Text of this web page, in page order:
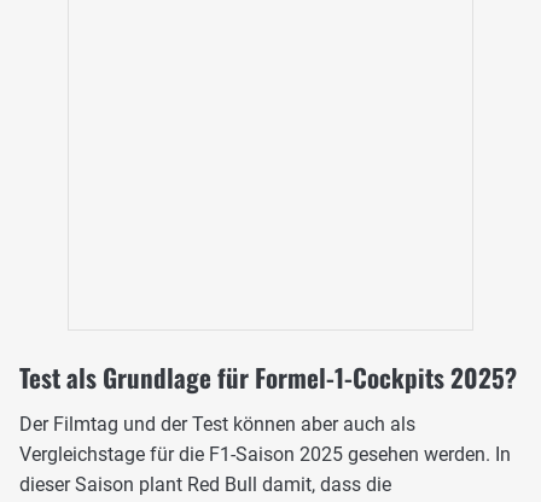
Test als Grundlage für Formel-1-Cockpits 2025?
Der Filmtag und der Test können aber auch als
Vergleichstage für die F1-Saison 2025 gesehen werden. In
dieser Saison plant Red Bull damit, dass die